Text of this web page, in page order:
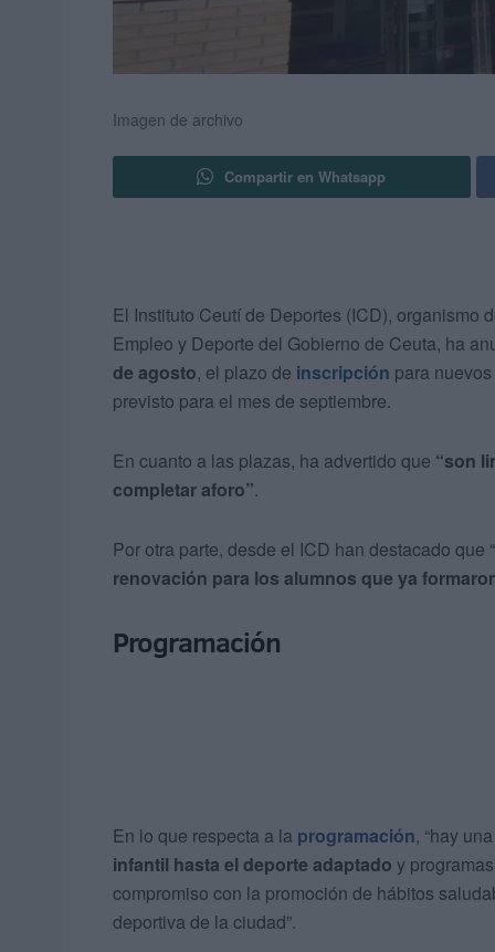
Imagen de archivo
Compartir en Whatsapp
El Instituto Ceutí de Deportes (ICD), organismo
Empleo y Deporte del Gobierno de Ceuta, ha
de agosto, el plazo de inscripción para
previsto para el mes de septiembre.
En cuanto a las plazas, ha advertido que “son
completar aforo”.
Por otra parte, desde el ICD han destacado que
renovación para los alumnos que ya
Programación
En lo que respecta a la programación, “hay
infantil hasta el deporte adaptado y
compromiso con la promoción de hábitos
deportiva de la ciudad”.